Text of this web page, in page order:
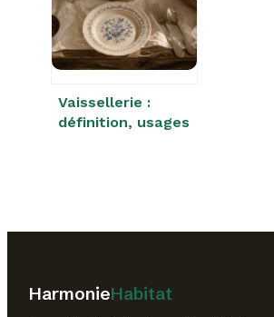
de valeur
Vaissellerie :
définition, usages
HarmonieHabitat